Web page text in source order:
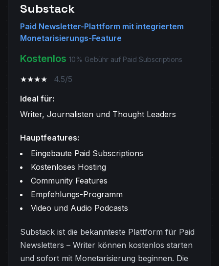
Substack
Paid Newsletter-Plattform mit integriertem
Monetarisierungs-Feature
Kostenlos 10% Gebühr auf Paid Subscriptions
★★★★
4.5/5
Ideal für:
Writer, Journalisten und Thought Leaders
Hauptfeatures:
Eingebaute Paid Subscriptions
Kostenloses Hosting
Community Features
Empfehlungs-Programm
Video und Audio Podcasts
Substack ist die bekannteste Plattform für Paid
Newsletters – Writer können kostenlos starten
und sofort mit Monetarisierung beginnen. Die